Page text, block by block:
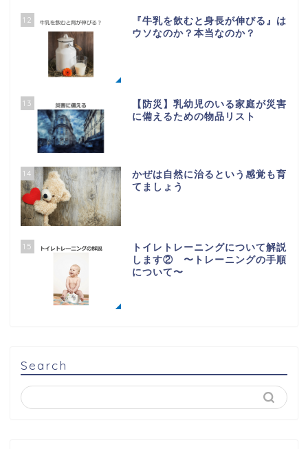
12
『牛乳を飲むと身長が伸びる』は
ウソなのか？本当なのか？
13
【防災】乳幼児のいる家庭が災害
に備えるための物品リスト
14
かぜは自然に治るという感覚も育
てましょう
15
トイレトレーニングについて解説
します② 〜トレーニングの手順
について〜
Search